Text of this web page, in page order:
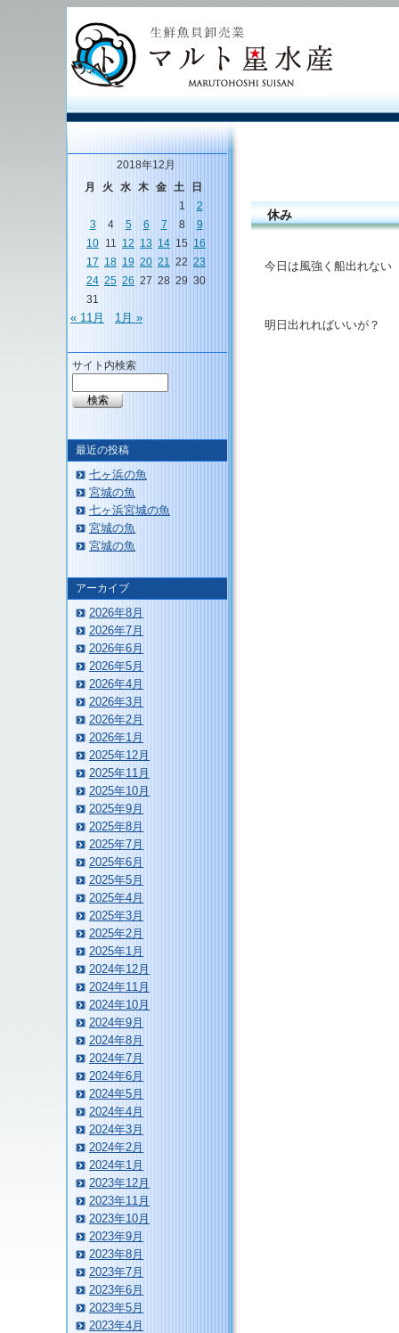
休み
今日は風強く船出れない
明日出れればいいが？
2018年12月
月
火 水 木 金 土
日
1
2
3
4 5 6 7 8
9
10 11 12 13 14 15 16
17 18 19 20 21 22 23
24 25 26 27 28 29 30
31
« 11月 1月 »
サイト内検索
最近の投稿
七ヶ浜の魚
宮城の魚
七ヶ浜宮城の魚
宮城の魚
宮城の魚
アーカイブ
2026年8月
2026年7月
2026年6月
2026年5月
2026年4月
2026年3月
2026年2月
2026年1月
2025年12月
2025年11月
2025年10月
2025年9月
2025年8月
2025年7月
2025年6月
2025年5月
2025年4月
2025年3月
2025年2月
2025年1月
2024年12月
2024年11月
2024年10月
2024年9月
2024年8月
2024年7月
2024年6月
2024年5月
2024年4月
2024年3月
2024年2月
2024年1月
2023年12月
2023年11月
2023年10月
2023年9月
2023年8月
2023年7月
2023年6月
2023年5月
2023年4月